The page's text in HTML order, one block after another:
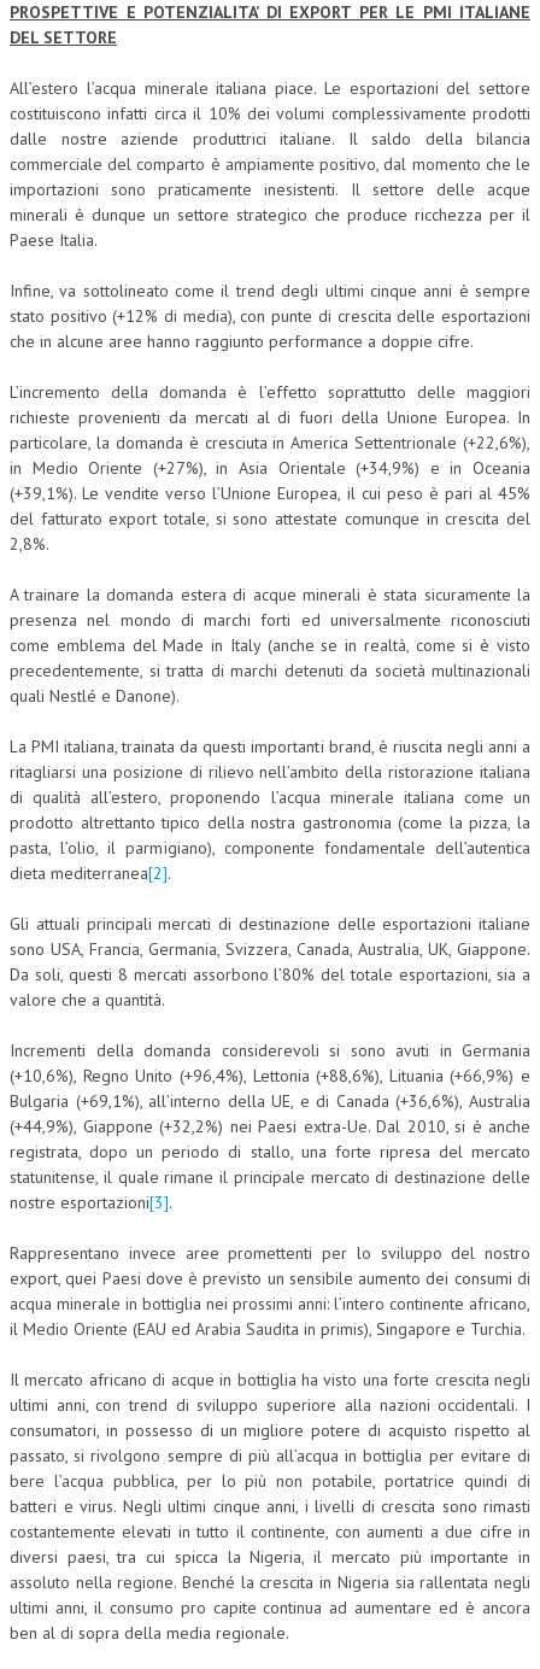
TAX RISK MANAGEMENT
CRIMINOLOGIA TRIBUTARIA
TRANSFER PRICING
PRASSI
GIURISPRUDENZA
EUROPEA
COSTITUZIONALE
CIVILE
TRIBUTARIA
NEWS
ARCHIVIO EVENTI (FINO AL 2022)
PUBBLICAZIONI
BOLLETTINO FINANZIAMENTI
TELEGRAM
DOCUMENTI
MANUALI E MONOGRAFIE
INVITI E PROMOZIONI
PROSPETTIVE E POTENZIALITA’ DI EXPORT PER LE PMI ITALIANE
DEL SETTORE
All’estero l’acqua minerale italiana piace. Le esportazioni del settore
costituiscono infatti circa il 10% dei volumi complessivamente prodotti
dalle nostre aziende produttrici italiane. Il saldo della bilancia
commerciale del comparto è ampiamente positivo, dal momento che le
importazioni sono praticamente inesistenti. Il settore delle acque
minerali è dunque un settore strategico che produce ricchezza per il
Paese Italia.
Infine, va sottolineato come il trend degli ultimi cinque anni è sempre
stato positivo (+12% di media), con punte di crescita delle esportazioni
che in alcune aree hanno raggiunto performance a doppie cifre.
L’incremento della domanda è l’effetto soprattutto delle maggiori
richieste provenienti da mercati al di fuori della Unione Europea. In
particolare, la domanda è cresciuta in America Settentrionale (+22,6%),
in Medio Oriente (+27%), in Asia Orientale (+34,9%) e in Oceania
(+39,1%). Le vendite verso l’Unione Europea, il cui peso è pari al 45%
del fatturato export totale, si sono attestate comunque in crescita del
2,8%.
A trainare la domanda estera di acque minerali è stata sicuramente la
presenza nel mondo di marchi forti ed universalmente riconosciuti
come emblema del Made in Italy (anche se in realtà, come si è visto
precedentemente, si tratta di marchi detenuti da società multinazionali
quali Nestlé e Danone).
La PMI italiana, trainata da questi importanti brand, è riuscita negli anni a
ritagliarsi una posizione di rilievo nell’ambito della ristorazione italiana
di qualità all’estero, proponendo l’acqua minerale italiana come un
prodotto altrettanto tipico della nostra gastronomia (come la pizza, la
pasta, l’olio, il parmigiano), componente fondamentale dell’autentica
dieta mediterranea[2].
Gli attuali principali mercati di destinazione delle esportazioni italiane
sono USA, Francia, Germania, Svizzera, Canada, Australia, UK, Giappone.
Da soli, questi 8 mercati assorbono l’80% del totale esportazioni, sia a
valore che a quantità.
Incrementi della domanda considerevoli si sono avuti in Germania
(+10,6%), Regno Unito (+96,4%), Lettonia (+88,6%), Lituania (+66,9%) e
Bulgaria (+69,1%), all’interno della UE, e di Canada (+36,6%), Australia
(+44,9%), Giappone (+32,2%) nei Paesi extra-Ue. Dal 2010, si è anche
registrata, dopo un periodo di stallo, una forte ripresa del mercato
statunitense, il quale rimane il principale mercato di destinazione delle
nostre esportazioni[3].
Rappresentano invece aree promettenti per lo sviluppo del nostro
export, quei Paesi dove è previsto un sensibile aumento dei consumi di
acqua minerale in bottiglia nei prossimi anni: l’intero continente africano,
il Medio Oriente (EAU ed Arabia Saudita in primis), Singapore e Turchia.
Il mercato africano di acque in bottiglia ha visto una forte crescita negli
ultimi anni, con trend di sviluppo superiore alla nazioni occidentali. I
consumatori, in possesso di un migliore potere di acquisto rispetto al
passato, si rivolgono sempre di più all’acqua in bottiglia per evitare di
bere l’acqua pubblica, per lo più non potabile, portatrice quindi di
batteri e virus. Negli ultimi cinque anni, i livelli di crescita sono rimasti
costantemente elevati in tutto il continente, con aumenti a due cifre in
diversi paesi, tra cui spicca la Nigeria, il mercato più importante in
assoluto nella regione. Benché la crescita in Nigeria sia rallentata negli
ultimi anni, il consumo pro capite continua ad aumentare ed è ancora
ben al di sopra della media regionale.